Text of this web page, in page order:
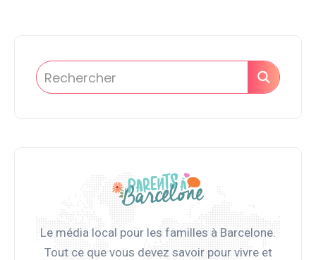
Le média local pour les familles à Barcelone.
Tout ce que vous devez savoir pour vivre et